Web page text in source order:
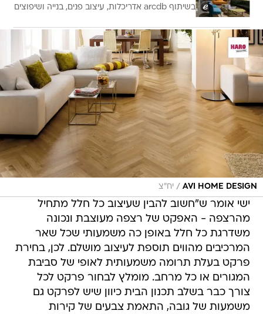
בשיתוף arcdb אדריכלות, עיצוב פנים, בנייה ושיפוצים
AVI HOME DESIGN
/ יח"צ
ישי אומר ש"חשוב להבין שעיצוב כל חלל מתחיל
מהרצפה - האפקט של רצפה מעוצבת ונכונה
משדרגת כל חלל באופן כה משמעותי שכל שאר
המרכיבים מהווים תוספת לעיצוב מושלם. לכן, בחירת
פרקט בעלת תרומה משמעותית לאופי של סביבת
המגורים או כל מרחב. מומלץ לבחור פרקט לכל
צורך כבר בשלב תכנון הבית כיוון שיש לפרקט גם
משמעות של גובה, התאמת צבעים של קירות